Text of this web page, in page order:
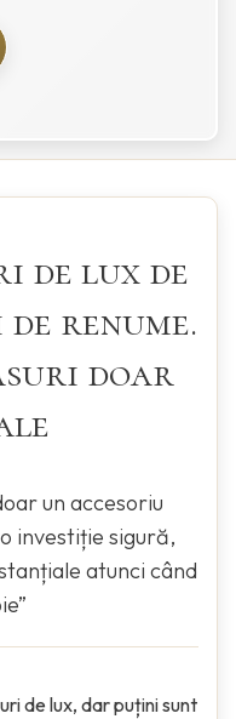
de lux de
renume.
doar
un accesoriu
investiție sigură,
atunci când
de lux, dar puțini sunt